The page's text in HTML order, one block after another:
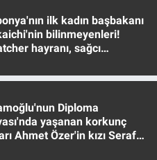
ilk kadın başbakanı
bilinmeyenleri!
hayranı, sağcı
Diploma
yaşanan korkunç
Ahmet Özer'in kızı Seraf